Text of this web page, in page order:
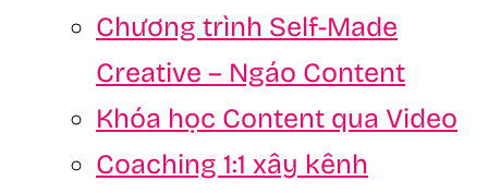
Chương trình Self-Made
Creative – Ngáo Content
Khóa học Content qua Video
Coaching 1:1 xây kênh